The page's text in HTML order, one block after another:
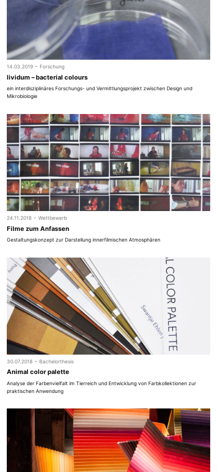
14.03.2019 - Forschung
lividum – bacterial colours
ein interdisziplinäres Forschungs- und Vermittlungsprojekt zwischen Design und
Mikrobiologie
24.11.2018 - Wettbewerb
Filme zum Anfassen
Gestaltungskonzept zur Darstellung innerfilmischen Atmosphären
30.07.2018 - Bachelorthesis
Animal color palette
Analyse der Farbenvielfalt im Tierreich und Entwicklung von Farbkollektionen zur
praktischen Anwendung